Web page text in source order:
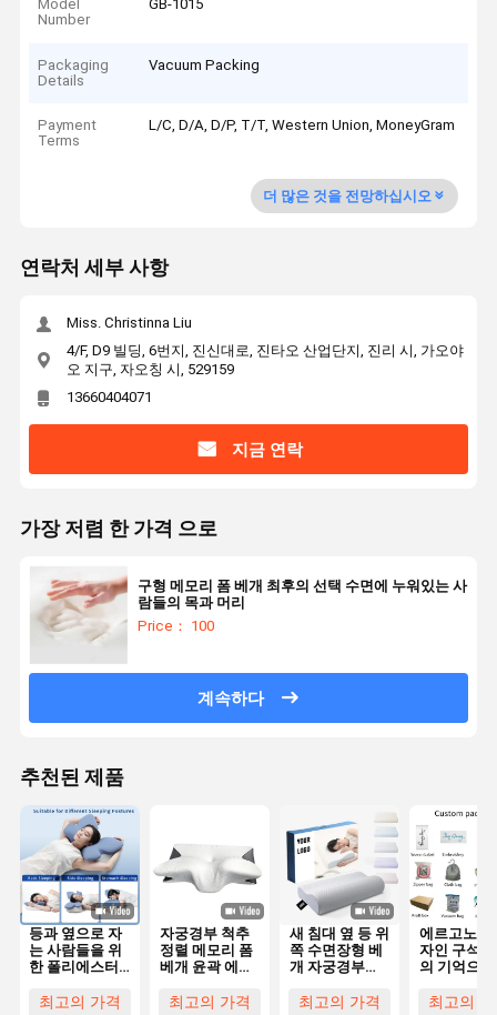
Model
Number
GB-1015
Packaging
Details
Vacuum Packing
Payment
Terms
L/C, D/A, D/P, T/T, Western Union, MoneyGram
더 많은 것을 전망하십시오
연락처 세부 사항
Miss. Christinna Liu
4/F, D9 빌딩, 6번지, 진신대로, 진타오 산업단지, 진리 시, 가오야
오 지구, 자오칭 시, 529159
13660404071
지금 연락
가장 저렴 한 가격 으로
구형 메모리 폼 베개 최후의 선택 수면에 누워있는 사
람들의 목과 머리
Price： 100
계속하다
추천된 제품
등과 옆으로 자
는 사람들을 위
한 폴리에스터
곽 메모리폼 베
최고의 가격
자궁경부 척추
정렬 메모리 폼
베개 윤곽 에르
양최고의 가격
새 침대 옆 등 위
쪽 수면장형 베
개 자궁경부
일 인체공학
최고의 가격
에르고노믹
자인 구석
의 기억으로
밤의 수면
최고의